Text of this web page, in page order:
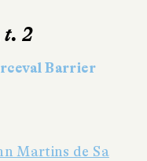
t. 2
Barrier
Martins de Sa